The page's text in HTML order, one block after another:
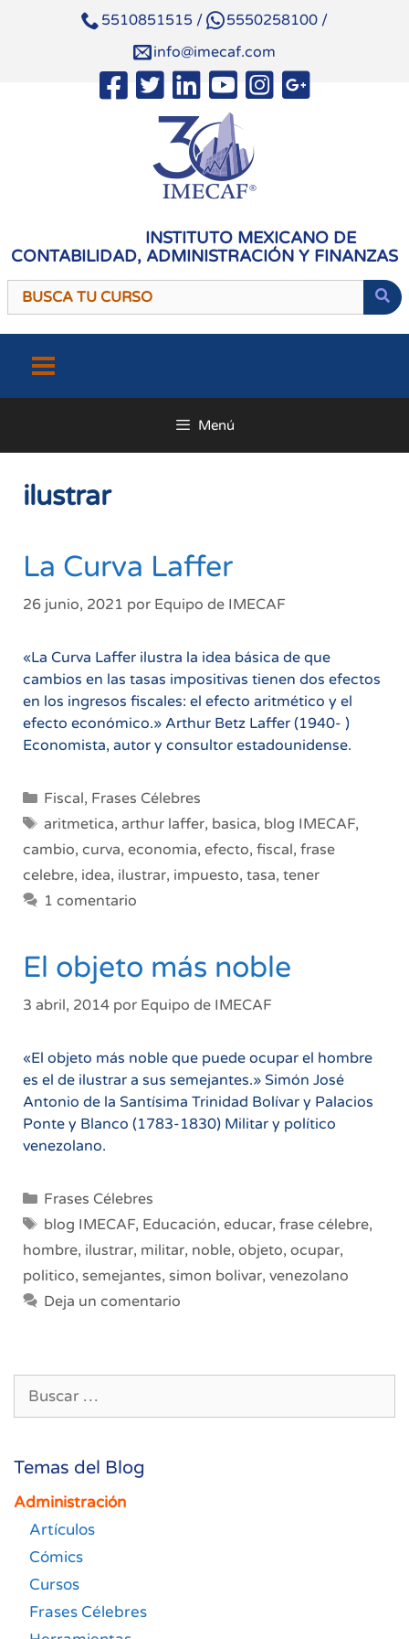
5510851515 / 5550258100 /
info@imecaf.com
INSTITUTO MEXICANO DE
CONTABILIDAD, ADMINISTRACIÓN Y FINANZAS
contenido
Menú
ilustrar
La Curva Laffer
26 junio, 2021 por Equipo de IMECAF
«La Curva Laffer ilustra la idea básica de que
cambios en las tasas impositivas tienen dos efectos
en los ingresos fiscales: el efecto aritmético y el
efecto económico.» Arthur Betz Laffer (1940- )
Economista, autor y consultor estadounidense.
Categorías
Fiscal, Frases Célebres
Etiquetas
aritmetica, arthur laffer, basica, blog IMECAF,
cambio, curva, economia, efecto, fiscal, frase
celebre, idea, ilustrar, impuesto, tasa, tener
1 comentario
El objeto más noble
3 abril, 2014 por Equipo de IMECAF
«El objeto más noble que puede ocupar el hombre
es el de ilustrar a sus semejantes.» Simón José
Antonio de la Santísima Trinidad Bolívar y Palacios
Ponte y Blanco (1783-1830) Militar y político
venezolano.
Categorías
Frases Célebres
Etiquetas
blog IMECAF, Educación, educar, frase célebre,
hombre, ilustrar, militar, noble, objeto, ocupar,
politico, semejantes, simon bolivar, venezolano
Deja un comentario
Temas del Blog
Administración
Artículos
Cómics
Cursos
Frases Célebres